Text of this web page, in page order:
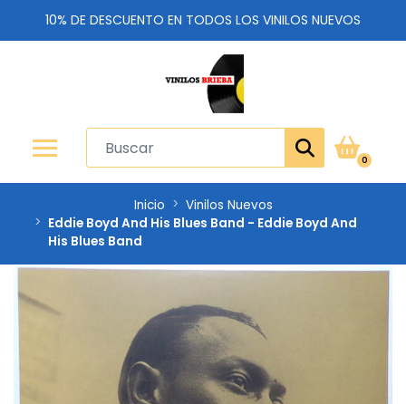
10% DE DESCUENTO EN TODOS LOS VINILOS NUEVOS
0
Inicio
Vinilos Nuevos
Eddie Boyd And His Blues Band - Eddie Boyd And
His Blues Band